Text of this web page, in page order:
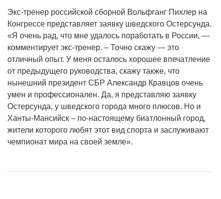
Экс-тренер российской сборной Вольфганг Пихлер на
Конгрессе представляет заявку шведского Остерсунда.
«Я очень рад, что мне удалось поработать в России, —
комментирует экс-тренер. – Точно скажу — это
отличный опыт. У меня осталось хорошее впечатление
от предыдущего руководства, скажу также, что
нынешний президент СБР Александр Кравцов очень
умен и профессионален. Да, я представляю заявку
Остерсунда, у шведского города много плюсов. Но и
Ханты-Мансийск – по-настоящему биатлонный город,
жители которого любят этот вид спорта и заслуживают
чемпионат мира на своей земле».